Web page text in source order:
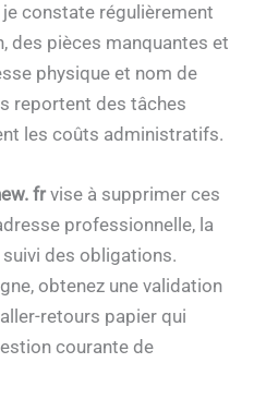
je constate régulièrement
des pièces manquantes et
physique et nom de
reportent des tâches
les coûts administratifs.
frvise à supprimer ces
professionnelle, la
des obligations.
obtenez une validation
retours papier qui
courante de